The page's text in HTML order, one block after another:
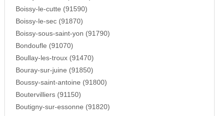
Boissy-le-cutte (91590)
Boissy-le-sec (91870)
Boissy-sous-saint-yon (91790)
Bondoufle (91070)
Boullay-les-troux (91470)
Bouray-sur-juine (91850)
Boussy-saint-antoine (91800)
Boutervilliers (91150)
Boutigny-sur-essonne (91820)